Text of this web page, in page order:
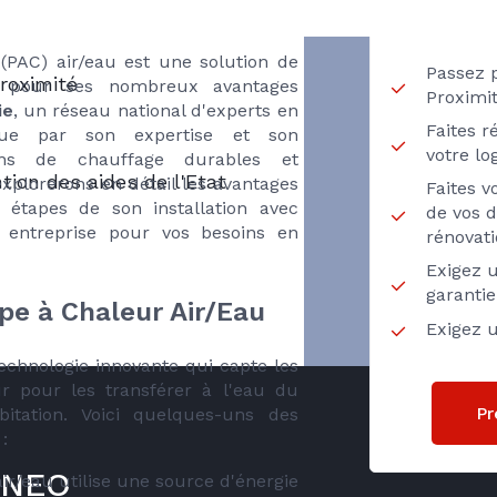
(PAC) air/eau est une solution de
ses nombreux avantages
, un réseau national d'experts en
par son expertise et son
de chauffage durables et
en détail les avantages
de son installation avec
pour vos besoins en
à Chaleur Air/Eau
innovante qui capte les
pour les transférer à l'eau du
Voici quelques-uns des
eau utilise une source d'énergie
Passez
Faites
votre
Faites
de vos
Exigez
Exigez
des aides de l'Etat